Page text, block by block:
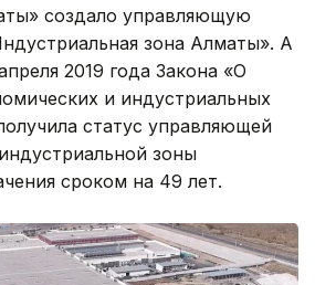
создало управляющую
зона Алматы». А
2019 года Закона «О
и индустриальных
статус управляющей
зоны
сроком на 49 лет.